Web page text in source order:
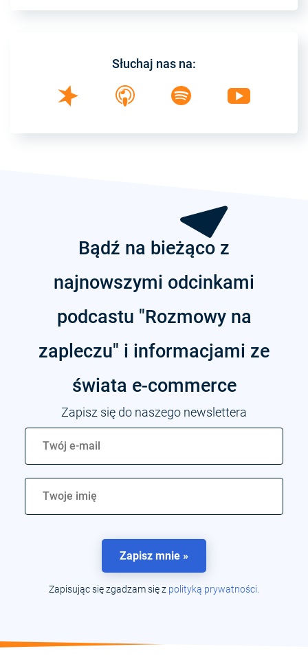
Słuchaj nas na:
Bądź na bieżąco z
najnowszymi odcinkami
podcastu "Rozmowy na
zapleczu" i informacjami ze
świata e-commerce
Zapisz się do naszego newslettera
Zapisz mnie »
Zapisując się zgadzam się z polityką prywatności.